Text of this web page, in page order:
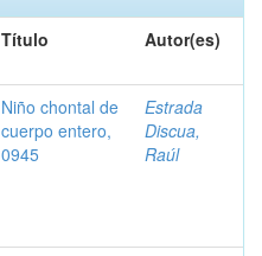
Título Autor(es)
Niño chontal de
cuerpo entero,
0945
Estrada
Discua,
Raúl